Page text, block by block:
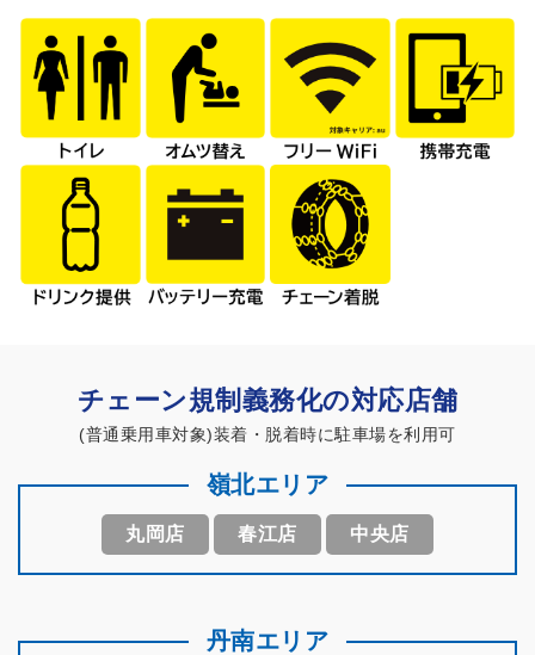
チェーン規制義務化の対応店舗
(普通乗用車対象)装着・脱着時に駐車場を利用可
嶺北エリア
丸岡店 春江店 中央店
丹南エリア